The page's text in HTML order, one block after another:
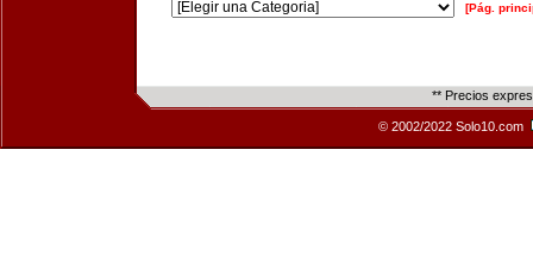
[Pág.
** Precios
© 2002/2022 Solo10.com